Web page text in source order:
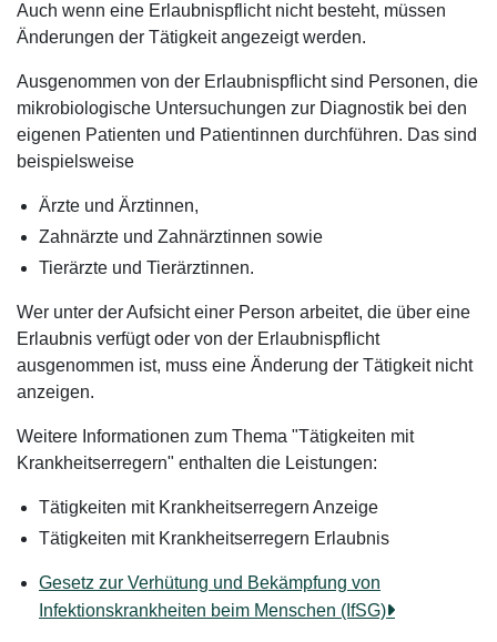
Auch wenn eine Erlaubnispflicht nicht besteht, müssen
Änderungen der Tätigkeit angezeigt werden.
Ausgenommen von der Erlaubnispflicht sind Personen, die
mikrobiologische Untersuchungen zur Diagnostik bei den
eigenen Patienten und Patientinnen durchführen. Das sind
beispielsweise
Ärzte und Ärztinnen,
Zahnärzte und Zahnärztinnen sowie
Tierärzte und Tierärztinnen.
Wer unter der Aufsicht einer Person arbeitet, die über eine
Erlaubnis verfügt oder von der Erlaubnispflicht
ausgenommen ist, muss eine Änderung der Tätigkeit nicht
anzeigen.
Weitere Informationen zum Thema "Tätigkeiten mit
Krankheitserregern" enthalten die Leistungen:
Tätigkeiten mit Krankheitserregern Anzeige
Tätigkeiten mit Krankheitserregern Erlaubnis
Gesetz zur Verhütung und Bekämpfung von
Infektionskrankheiten beim Menschen (IfSG)